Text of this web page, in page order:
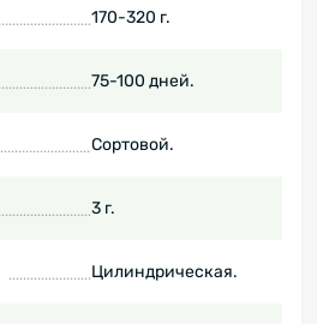
170-320 г.
75-100 дней.
Сортовой.
3 г.
Цилиндрическая.